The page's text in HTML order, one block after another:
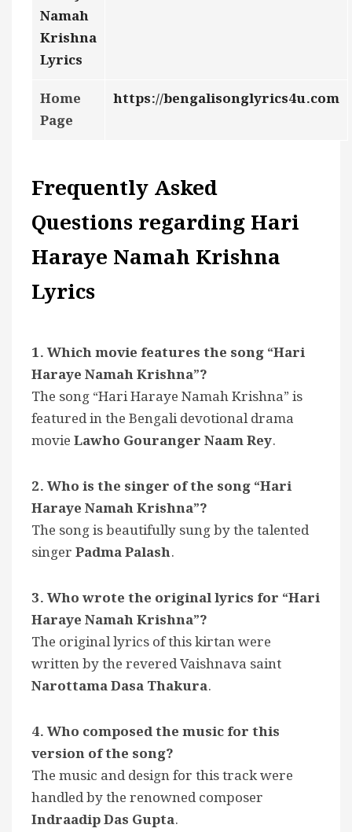
Namah
Krishna
Lyrics
Home
Page
https://bengalisonglyrics4u.com
Frequently Asked
Questions regarding Hari
Haraye Namah Krishna
Lyrics
1. Which movie features the song “Hari
Haraye Namah Krishna”?
The song “Hari Haraye Namah Krishna” is
featured in the Bengali devotional drama
movieLawho Gouranger Naam Rey.
2. Who is the singer of the song “Hari
Haraye Namah Krishna”?
The song is beautifully sung by the talented
singerPadma Palash.
3. Who wrote the original lyrics for “Hari
Haraye Namah Krishna”?
The original lyrics of this kirtan were
written by the revered Vaishnava saint
Narottama Dasa Thakura.
4. Who composed the music for this
version of the song?
The music and design for this track were
handled by the renowned composer
Indraadip Das Gupta.